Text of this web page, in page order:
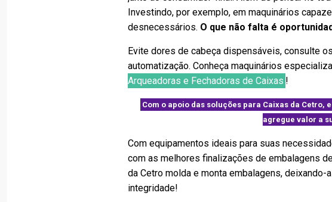
Investindo, por exemplo, em maquinários
desnecessários. O que não falta é
Evite dores de cabeça dispensáveis, consulte
automatização. Conheça maquinários
Arqueadoras e Fechadoras de Caixas !
Com o apoio das soluções para Caixas da
agregue valor a
Com equipamentos ideais para suas
com as melhores finalizações de embalagens
da Cetro molda e monta embalagens,
integridade!